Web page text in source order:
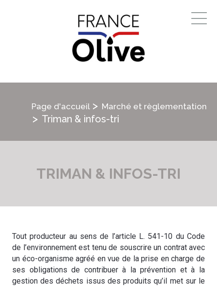
Page d'accueil > Marché et règlementation
> Triman & infos-tri
TRIMAN & INFOS-TRI
Tout producteur au sens de l’article L. 541-10 du Code
de l’environnement est tenu de souscrire un contrat avec
un éco-organisme agréé en vue de la prise en charge de
ses obligations de contribuer à la prévention et à la
gestion des déchets issus des produits qu’il met sur le